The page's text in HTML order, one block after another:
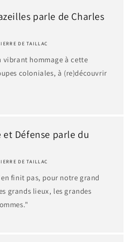
parle de Charles
DE TAILLAC
vibrant hommage à cette
coloniales, à (re)découvrir
et Défense parle du
DE TAILLAC
finit pas, pour notre grand
grands lieux, les grandes